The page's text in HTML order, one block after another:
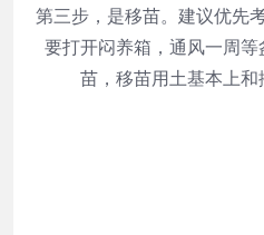
第三步，是移苗。建议优先
要打开闷养箱，通风一周
苗，移苗用土基本上和